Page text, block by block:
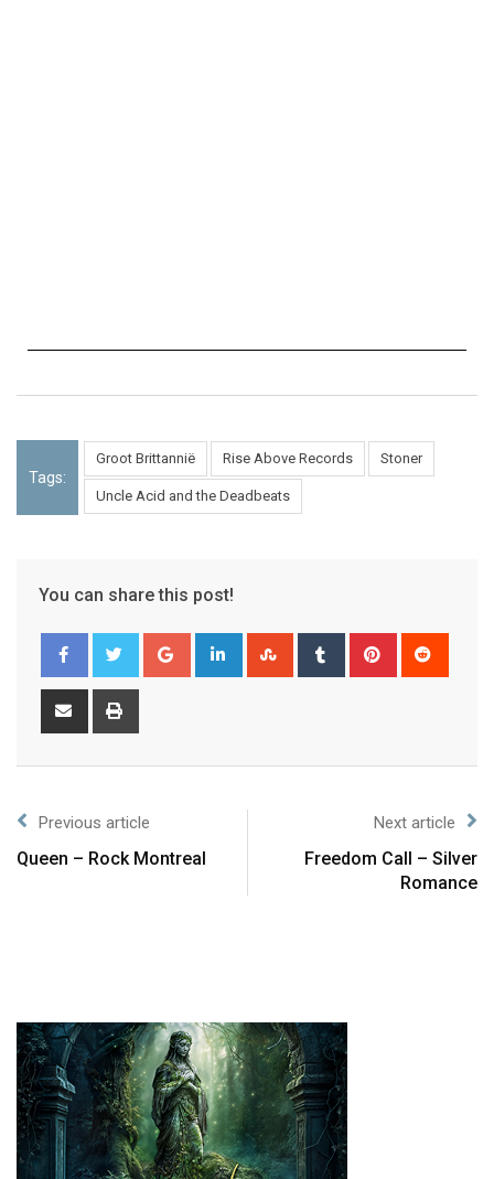
Tags:
Groot Brittannië Rise Above Records Stoner
Uncle Acid and the Deadbeats
You can share this post!
Previous article
Queen – Rock Montreal
Next article
Freedom Call – Silver
Romance